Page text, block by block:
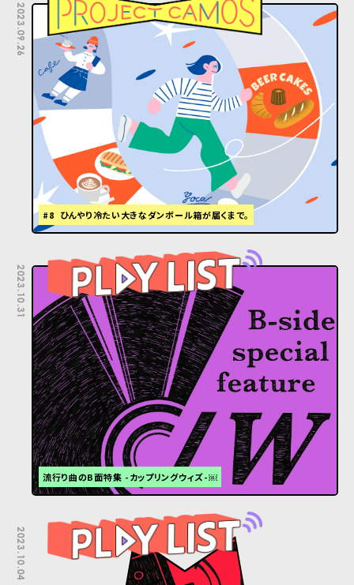
2023.09.26
#8 ひんやり冷たい大きなダンボール箱が届くまで。
2023.10.31
流行り曲のB面特集 -カップリングウィズ-￼
2023.10.04